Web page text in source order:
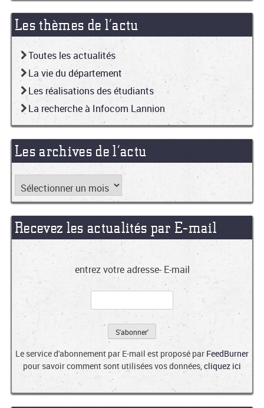
Les thèmes de l’actu
Toutes les actualités
La vie du département
Les réalisations des étudiants
La recherche à Infocom Lannion
Les archives de l’actu
Recevez les actualités par E-mail
entrez votre adresse- E-mail
Le service d'abonnement par E-mail est proposé par FeedBurner
pour savoir comment sont utilisées vos données,cliquez ici